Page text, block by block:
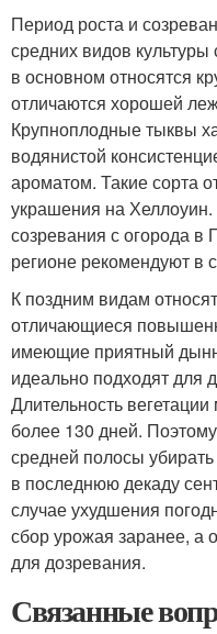
Период роста и
средних видов
в основном относятся
отличаются хорошей
Крупноплодные тыквы
водянистой
ароматом. Такие сорта
украшения на
созревания с огорода
регионе рекомендуют в
К поздним видам
отличающиеся
имеющие приятный
идеально подходят для
Длительность
более 130 дней.
средней полосы
в последнюю декаду
случае ухудшения
сбор урожая заранее, а
для дозревания.
Связанные